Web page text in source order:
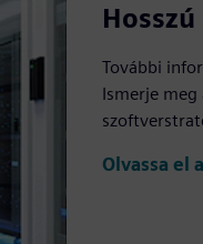
További
Ismerje meg
Olvassa el